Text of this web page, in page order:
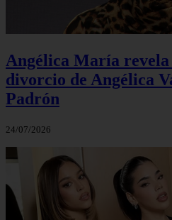
Angélica María revela
divorcio de Angélica
Padrón
24/07/2026